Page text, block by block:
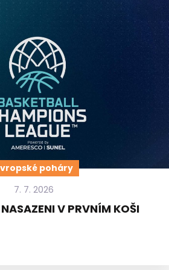
poháry
7. 7. 2026
V PRVNÍM KOŠI